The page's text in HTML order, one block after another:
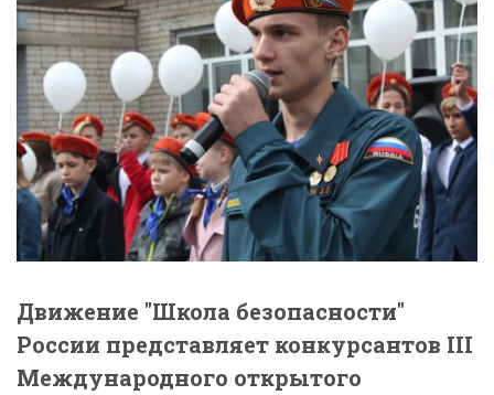
Движение "Школа безопасности"
России представляет конкурсантов III
Международного открытого